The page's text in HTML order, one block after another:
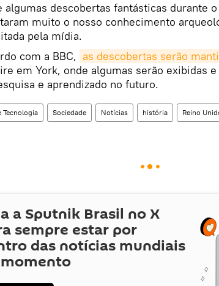
algumas descobertas fantásticas durante
muito o nosso conhecimento
pela mídia.
com a BBC, as descobertas serão
em York, onde algumas serão exibidas
e aprendizado no futuro.
Tecnologia Sociedade Notícias história Reino
a Sputnik Brasil noX
sempre estar por
das notícias mundiais